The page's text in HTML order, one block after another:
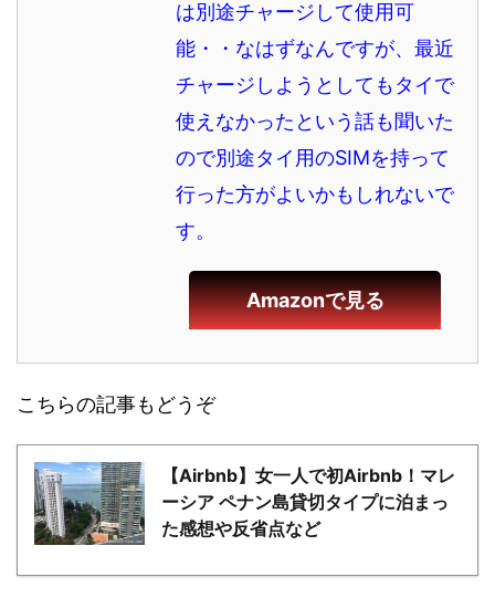
は別途チャージして使用可
能・・なはずなんですが、最近
チャージしようとしてもタイで
使えなかったという話も聞いた
ので別途タイ用のSIMを持って
行った方がよいかもしれないで
す。
Amazonで見る
こちらの記事もどうぞ
【Airbnb】女一人で初Airbnb！マレ
ーシア ペナン島貸切タイプに泊まっ
た感想や反省点など